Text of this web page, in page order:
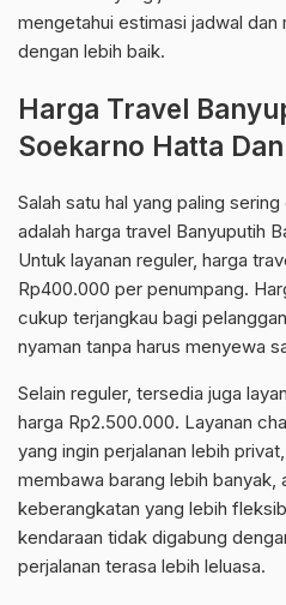
mengetahui estimasi jadwal dan
dengan lebih baik.
Harga Travel
Soekarno Hatta
Salah satu hal yang paling
adalah harga travel Banyuputih
Untuk layanan reguler, harga
Rp400.000 per penumpang.
cukup terjangkau bagi
nyaman tanpa harus menyewa
Selain reguler, tersedia juga
harga Rp2.500.000. Layanan
yang ingin perjalanan lebih
membawa barang lebih banyak,
keberangkatan yang lebih
kendaraan tidak digabung
perjalanan terasa lebih leluasa.